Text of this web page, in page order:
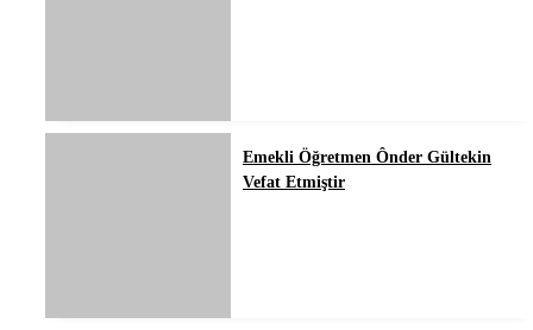
Emekli Öğretmen Ônder Gültekin
Vefat Etmiştir